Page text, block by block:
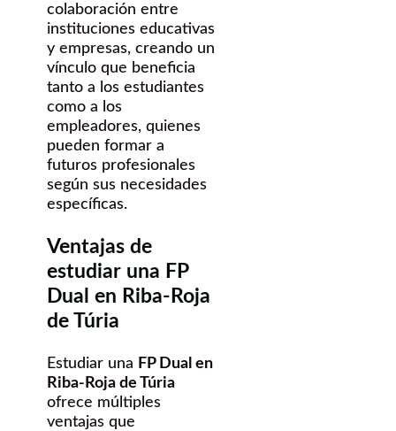
colaboración entre
instituciones educativas
y empresas, creando un
vínculo que beneficia
tanto a los estudiantes
como a los
empleadores, quienes
pueden formar a
futuros profesionales
según sus necesidades
específicas.
Ventajas de
estudiar una FP
Dual en Riba-Roja
de Túria
Estudiar una FP Dual en
Riba-Roja de Túria
ofrece múltiples
ventajas que